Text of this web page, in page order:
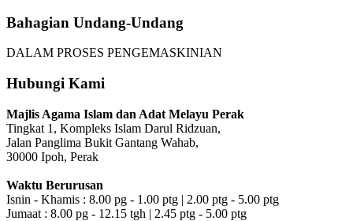
Bahagian Undang-Undang
DALAM PROSES PENGEMASKINIAN
Hubungi Kami
Majlis Agama Islam dan Adat Melayu Perak
Tingkat 1, Kompleks Islam Darul Ridzuan,
Jalan Panglima Bukit Gantang Wahab,
30000 Ipoh, Perak
Waktu Berurusan
Isnin - Khamis : 8.00 pg - 1.00 ptg | 2.00 ptg - 5.00 ptg
Jumaat : 8.00 pg - 12.15 tgh | 2.45 ptg - 5.00 ptg